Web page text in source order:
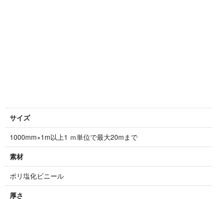
サイズ
1000mm×1m以上1 ｍ単位で最大20mまで
素材
ポリ塩化ビニール
厚さ